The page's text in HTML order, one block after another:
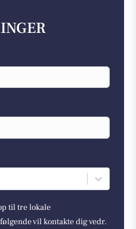
til tre lokale
vil kontakte dig vedr.